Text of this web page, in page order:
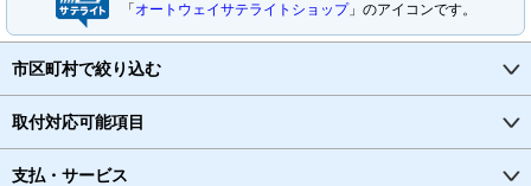
「 オートウェイサテライトショップ」のアイコンです。
市区町村で絞り込む
取付対応可能項目
支払・サービス